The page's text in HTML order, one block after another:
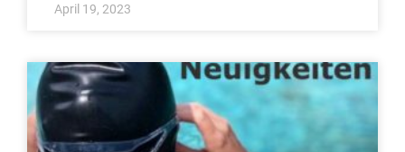
April 19, 2023